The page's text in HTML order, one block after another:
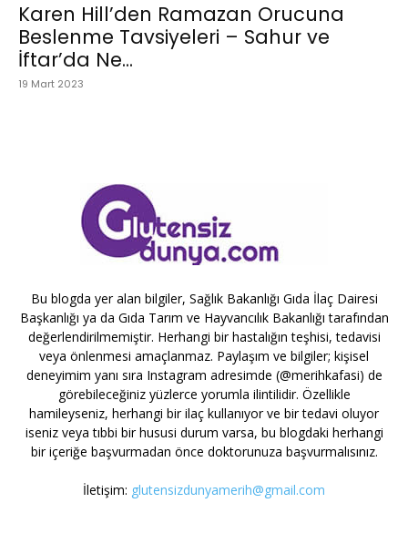
Karen Hill’den Ramazan Orucuna
Beslenme Tavsiyeleri – Sahur ve
İftar’da Ne...
19 Mart 2023
Bu blogda yer alan bilgiler, Sağlık Bakanlığı Gıda İlaç Dairesi
Başkanlığı ya da Gıda Tarım ve Hayvancılık Bakanlığı tarafından
değerlendirilmemiştir. Herhangi bir hastalığın teşhisi, tedavisi
veya önlenmesi amaçlanmaz. Paylaşım ve bilgiler; kişisel
deneyimim yanı sıra Instagram adresimde (@merihkafasi) de
görebileceğiniz yüzlerce yorumla ilintilidir. Özellikle
hamileyseniz, herhangi bir ilaç kullanıyor ve bir tedavi oluyor
iseniz veya tıbbi bir hususi durum varsa, bu blogdaki herhangi
bir içeriğe başvurmadan önce doktorunuza başvurmalısınız.
İletişim: glutensizdunyamerih@gmail.com